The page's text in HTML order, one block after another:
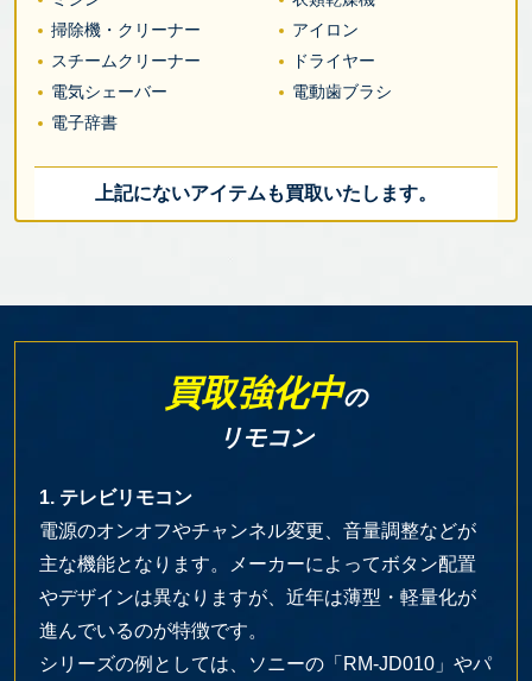
掃除機・クリーナー
アイロン
スチームクリーナー
ドライヤー
電気シェーバー
電動歯ブラシ
電子辞書
上記にないアイテムも買取いたします。
買取強化中の
リモコン
1. テレビリモコン
電源のオンオフやチャンネル変更、音量調整などが
主な機能となります。メーカーによってボタン配置
やデザインは異なりますが、近年は薄型・軽量化が
進んでいるのが特徴です。
シリーズの例としては、ソニーの「RM-JD010」やパ